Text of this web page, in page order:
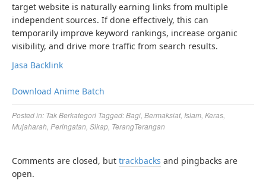
target website is naturally earning links from multiple
independent sources. If done effectively, this can
temporarily improve keyword rankings, increase organic
visibility, and drive more traffic from search results.
Jasa Backlink
Download Anime Batch
Posted in: Tak Berkategori Tagged:Bagi Bermaksiat, Islam Keras
Mujaharah Peringatan Sikap TerangTerangan
Comments are closed, but trackbacks and pingbacks are
open.